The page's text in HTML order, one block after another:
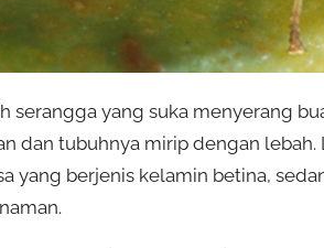
serangga yang suka menyerang
dan tubuhnya mirip dengan
yang berjenis kelamin betina,